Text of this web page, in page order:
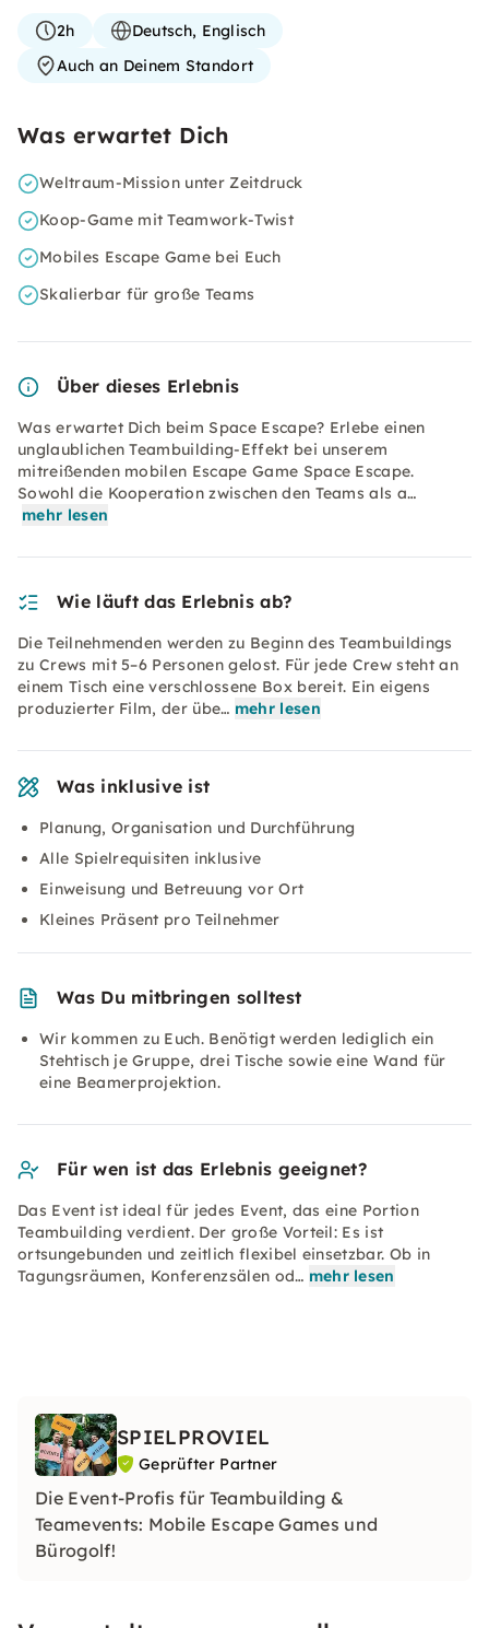
2h
Deutsch, Englisch
Auch an Deinem Standort
Was erwartet Dich
Weltraum-Mission unter Zeitdruck
Koop-Game mit Teamwork-Twist
Mobiles Escape Game bei Euch
Skalierbar für große Teams
Über dieses Erlebnis
Was erwartet Dich beim Space Escape? Erlebe einen
unglaublichen Teambuilding-Effekt bei unserem
mitreißenden mobilen Escape Game Space Escape.
Sowohl die Kooperation zwischen den Teams als a…
mehr lesen
Wie läuft das Erlebnis ab?
Die Teilnehmenden werden zu Beginn des Teambuildings
zu Crews mit 5–6 Personen gelost. Für jede Crew steht an
einem Tisch eine verschlossene Box bereit. Ein eigens
produzierter Film, der übe… mehr lesen
Was inklusive ist
Planung, Organisation und Durchführung
Alle Spielrequisiten inklusive
Einweisung und Betreuung vor Ort
Kleines Präsent pro Teilnehmer
Was Du mitbringen solltest
Wir kommen zu Euch. Benötigt werden lediglich ein
Stehtisch je Gruppe, drei Tische sowie eine Wand für
eine Beamerprojektion.
Für wen ist das Erlebnis geeignet?
Das Event ist ideal für jedes Event, das eine Portion
Teambuilding verdient. Der große Vorteil: Es ist
ortsungebunden und zeitlich flexibel einsetzbar. Ob in
Tagungsräumen, Konferenzsälen od… mehr lesen
SPIELPROVIEL
Geprüfter Partner
Die Event-Profis für Teambuilding &
Teamevents: Mobile Escape Games und
Bürogolf!